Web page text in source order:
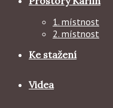
1. místnost
2. místnost
Ke stažení
Videa